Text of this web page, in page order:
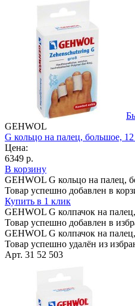
GEHWOL
G кольцо на палец, большое,
Цена:
6349 р.
В корзину
GEHWOL G кольцо на палец,
Товар успешно добавлен в
Купить в 1 клик
GEHWOL G колпачок на
Товар успешно добавлен в
GEHWOL G колпачок на
Товар успешно удалён из
Арт. 31 52 503